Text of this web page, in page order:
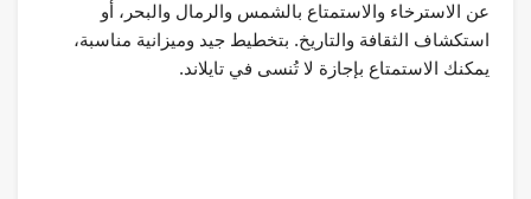
عن الاسترخاء والاستمتاع بالشمس والرمال والبحر، أو
استكشاف الثقافة والتاريخ. بتخطيط جيد وميزانية مناسبة،
يمكنك الاستمتاع بإجازة لا تُنسى في تايلاند.